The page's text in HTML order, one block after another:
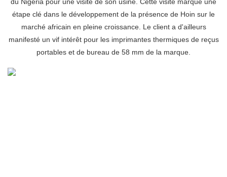
étape clé dans le développement de la présence de Hoin sur le
marché africain en pleine croissance. Le client a d'ailleurs
manifesté un vif intérêt pour les imprimantes thermiques de reçus
portables et de bureau de 58 mm de la marque.